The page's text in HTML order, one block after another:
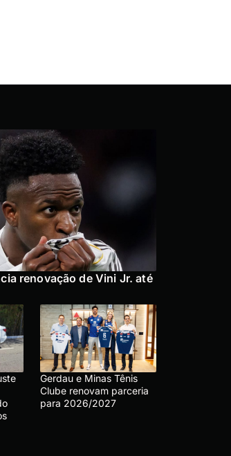
renovação de Vini Jr. até
Gerdau e Minas Tênis
Clube renovam parceria
para 2026/2027